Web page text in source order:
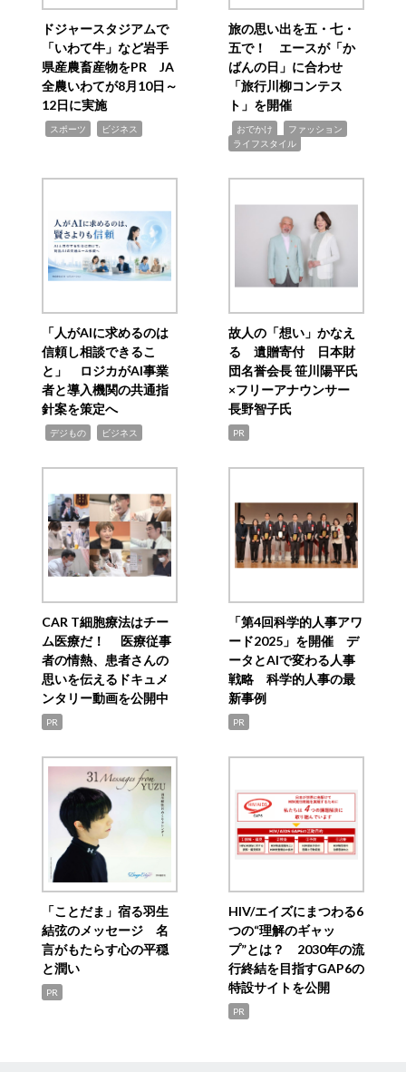
ドジャースタジアムで
「いわて牛」など岩手
県産農畜産物をPR JA
全農いわてが8月10日～
12日に実施
スポーツ ビジネス
旅の思い出を五・七・
五で！ エースが「か
ばんの日」に合わせ
「旅行川柳コンテス
ト」を開催
おでかけ ファッション
ライフスタイル
「人がAIに求めるのは
信頼し相談できるこ
と」 ロジカがAI事業
者と導入機関の共通指
針案を策定へ
デジもの ビジネス
故人の「想い」かなえ
る 遺贈寄付 日本財
団名誉会長 笹川陽平氏
×フリーアナウンサー
長野智子氏
PR
CAR T細胞療法はチー
ム医療だ！ 医療従事
者の情熱、患者さんの
思いを伝えるドキュメ
ンタリー動画を公開中
PR
「第4回科学的人事アワ
ード2025」を開催 デ
ータとAIで変わる人事
戦略 科学的人事の最
新事例
PR
「ことだま」宿る羽生
結弦のメッセージ 名
言がもたらす心の平穏
と潤い
PR
HIV/エイズにまつわる6
つの“理解のギャッ
プ”とは？ 2030年の流
行終結を目指すGAP6の
特設サイトを公開
PR